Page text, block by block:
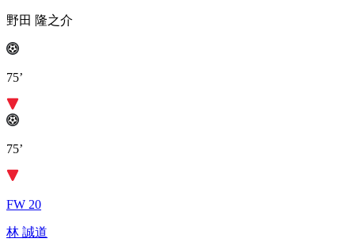
野田 隆之介
75’
75’
FW 20
林 誠道